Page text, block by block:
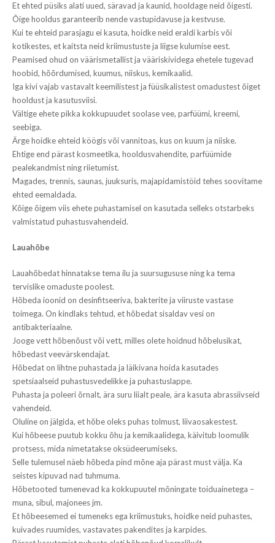
Et ehted püsiks alati uued, säravad ja kaunid, hooldage neid õigesti.
Õige hooldus garanteerib nende vastupidavuse ja kestvuse.
Kui te ehteid parasjagu ei kasuta, hoidke neid eraldi karbis või
kotikestes, et kaitsta neid kriimustuste ja liigse kulumise eest.
Peamised ohud on väärismetallist ja vääriskividega ehetele tugevad
hoobid, hõõrdumised, kuumus, niiskus, kemikaalid.
Iga kivi vajab vastavalt keemilistest ja füüsikalistest omadustest õiget
hooldust ja kasutusviisi.
Vältige ehete pikka kokkupuudet soolase vee, parfüümi, kreemi,
seebiga.
Ärge hoidke ehteid köögis või vannitoas, kus on kuum ja niiske.
Ehtige end pärast kosmeetika, hooldusvahendite, parfüümide
pealekandmist ning riietumist.
Magades, trennis, saunas, juuksuris, majapidamistöid tehes soovitame
ehted eemaldada.
Kõige õigem viis ehete puhastamisel on kasutada selleks otstarbeks
valmistatud puhastusvahendeid.
Lauahõbe
Lauahõbedat hinnatakse tema ilu ja suursugususe ning ka tema
tervislike omaduste poolest.
Hõbeda ioonid on desinfitseeriva, bakterite ja viiruste vastase
toimega. On kindlaks tehtud, et hõbedat sisaldav vesi on
antibakteriaalne.
Jooge vett hõbenõust või vett, milles olete hoidnud hõbelusikat,
hõbedast veevärskendajat.
Hõbedat on lihtne puhastada ja läikivana hoida kasutades
spetsiaalseid puhastusvedelikke ja puhastuslappe.
Puhasta ja poleeri õrnalt, ära suru liialt peale, ära kasuta abrassiivseid
vahendeid.
Oluline on jälgida, et hõbe oleks puhas tolmust, liivaosakestest.
Kui hõbeese puutub kokku õhu ja kemikaalidega, käivitub loomulik
protsess, mida nimetatakse oksüdeerumiseks.
Selle tulemusel näeb hõbeda pind mõne aja pärast must välja. Ka
seistes kipuvad nad tuhmuma.
Hõbetooted tumenevad ka kokkupuutel mõningate toiduainetega –
muna, sibul, majonees jm.
Et hõbeesemed ei tumeneks ega kriimustuks, hoidke neid puhastes,
kuivades ruumides, vastavates pakendites ja karpides.